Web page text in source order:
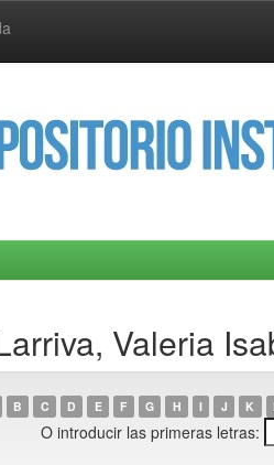
Valeria
B C D E F G H I J K
O introducir las primeras letras: